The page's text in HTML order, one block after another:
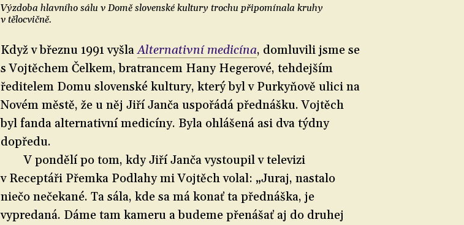
Výzdoba hlavního sálu v Domě slovenské kultury trochu připomínala kruhy
v tělocvičně.
Když v březnu 1991 vyšlaAlternativní medicína, domluvili jsme se
s Vojtěchem Čelkem, bratrancem Hany Hegerové, tehdejším
ředitelem Domu slovenské kultury, který byl v Purkyňově ulici na
Novém městě, že u něj Jiří Janča uspořádá přednášku. Vojtěch
byl fanda alternativní medicíny. Byla ohlášená asi dva týdny
dopředu.
V pondělí po tom, kdy Jiří Janča vystoupil v televizi
v Receptáři Přemka Podlahy mi Vojtěch volal: „Juraj, nastalo
niečo nečekané. Ta sála, kde sa má konať ta přednáška, je
vypredaná. Dáme tam kameru a budeme přenášať aj do druhej